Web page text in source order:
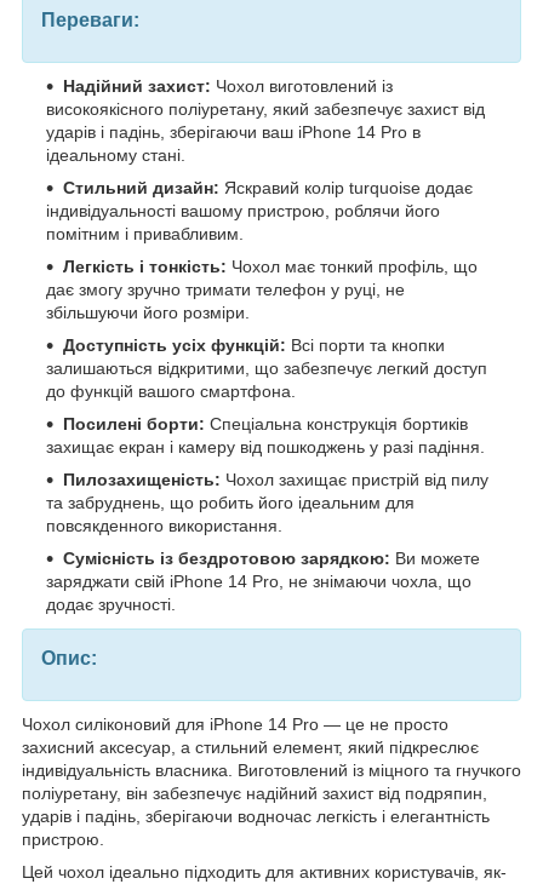
Переваги:
Надійний захист: Чохол виготовлений із
високоякісного поліуретану, який забезпечує захист від
ударів і падінь, зберігаючи ваш iPhone 14 Pro в
ідеальному стані.
Стильний дизайн: Яскравий колір turquoise додає
індивідуальності вашому пристрою, роблячи його
помітним і привабливим.
Легкість і тонкість: Чохол має тонкий профіль, що
дає змогу зручно тримати телефон у руці, не
збільшуючи його розміри.
Доступність усіх функцій: Всі порти та кнопки
залишаються відкритими, що забезпечує легкий доступ
до функцій вашого смартфона.
Посилені борти: Спеціальна конструкція бортиків
захищає екран і камеру від пошкоджень у разі падіння.
Пилозахищеність: Чохол захищає пристрій від пилу
та забруднень, що робить його ідеальним для
повсякденного використання.
Сумісність із бездротовою зарядкою: Ви можете
заряджати свій iPhone 14 Pro, не знімаючи чохла, що
додає зручності.
Опис:
Чохол силіконовий для iPhone 14 Pro — це не просто
захисний аксесуар, а стильний елемент, який підкреслює
індивідуальність власника. Виготовлений із міцного та гнучкого
поліуретану, він забезпечує надійний захист від подряпин,
ударів і падінь, зберігаючи водночас легкість і елегантність
пристрою.
Цей чохол ідеально підходить для активних користувачів, як-